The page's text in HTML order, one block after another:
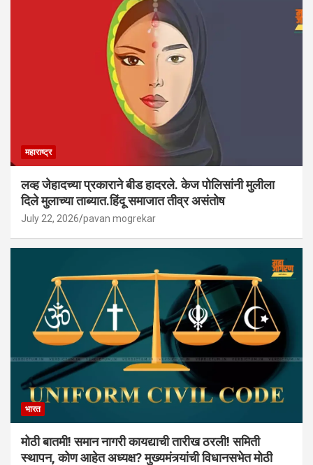
महाराष्ट्र
लव्ह जेहादच्या प्रकाराने बीड हादरले. केज पोलिसांनी मुलीला
दिले मुलाच्या ताब्यात.हिंदू समाजात तीव्र असंतोष
July 22, 2026 pavan mogrekar
भारत
मोठी बातमी! समान नागरी कायद्याची तारीख ठरली! समिती
स्थापन, कोण आहेत अध्यक्ष? मुख्यमंत्र्यांची विधानसभेत मोठी